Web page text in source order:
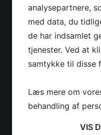
Cvr: 29749671
Kontortider
MEDLEMSKAB
analysepartnere,
med data, du
de har indsamlet
tjenester. Ved at
samtykke til disse
Læs mere om
behandling af
VIS